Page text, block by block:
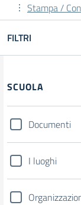
Stampa /
FILTRI
Filtri
SCUOLA
Documenti
I luoghi